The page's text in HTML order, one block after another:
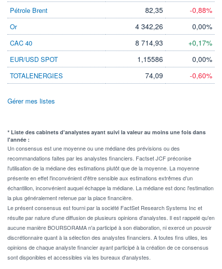
Pétrole Brent 82,35 -0,88%
Or 4 342,26 0,00%
CAC 40 8 714,93 +0,17%
EUR/USD SPOT 1,15586 0,00%
TOTALENERGIES 74,09 -0,60%
Gérer mes listes
* Liste des cabinets d'analystes ayant suivi la valeur au moins une fois dans
l'année :
Un consensus est une moyenne ou une médiane des prévisions ou des
recommandations faites par les analystes financiers. Factset JCF préconise
l'utilisation de la médiane des estimations plutôt que de la moyenne. La moyenne
présente en effet l'inconvénient d'être sensible aux estimations extrêmes d'un
échantillon, inconvénient auquel échappe la médiane. La médiane est donc l'estimation
la plus généralement retenue par la place financière.
Le présent consensus est fourni par la société FactSet Research Systems Inc et
résulte par nature d'une diffusion de plusieurs opinions d'analystes. Il est rappelé qu'en
aucune manière BOURSORAMA n'a participé à son élaboration, ni exercé un pouvoir
discrétionnaire quant à la sélection des analystes financiers. A toutes fins utiles, les
opinions de chaque analyste financier ayant participé à la création de ce consensus
sont disponibles et accessibles via les bureaux d'analystes.